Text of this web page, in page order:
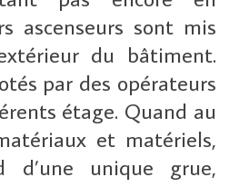
ascenseurs sont mis
du bâtiment.
par des opérateurs
étage. Quand au
et matériels,
d’une unique grue,